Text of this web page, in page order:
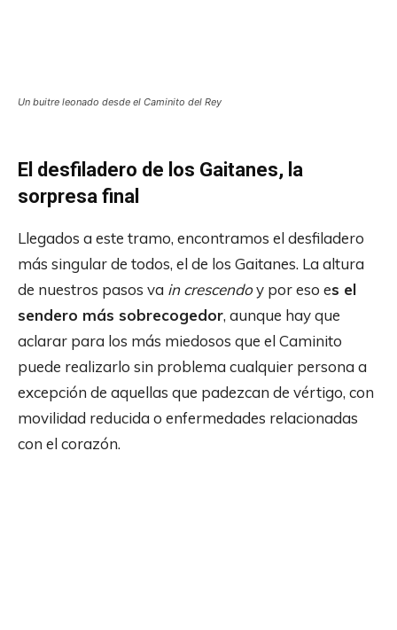
Un buitre leonado desde el Caminito del Rey
El desfiladero de los Gaitanes, la
sorpresa final
Llegados a este tramo, encontramos el desfiladero
más singular de todos, el de los Gaitanes. La altura
de nuestros pasos va in crescendoy por eso es el
sendero más sobrecogedor, aunque hay que
aclarar para los más miedosos que el Caminito
puede realizarlo sin problema cualquier persona a
excepción de aquellas que padezcan de vértigo, con
movilidad reducida o enfermedades relacionadas
con el corazón.